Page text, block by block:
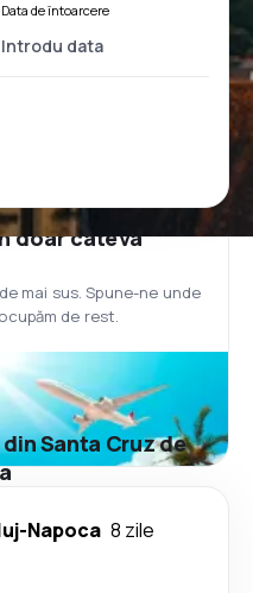
Data de întoarcere
doar câteva
mai sus. Spune-ne unde
de rest.
Santa Cruz de
Napoca 8 zile